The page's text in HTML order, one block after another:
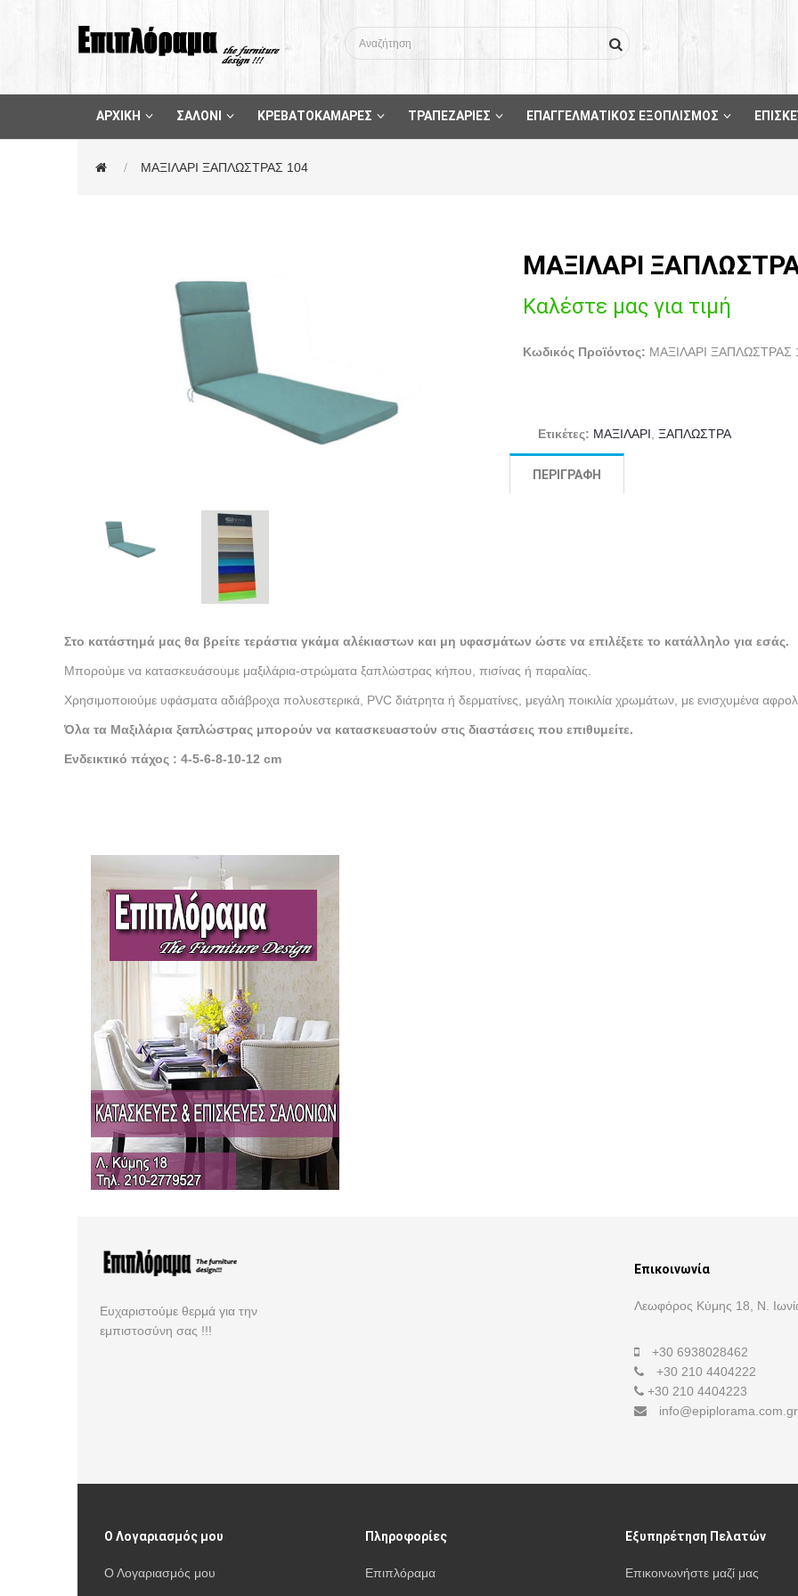
ΑΡΧΙΚΗ ΣΑΛΟΝΙ ΚΡΕΒΑΤΟΚΑΜΑΡΕΣ ΤΡΑΠΕΖΑΡΙΕΣ ΕΠΑΓΓΕΛΜΑΤΙΚΟΣ ΕΞΟΠΛΙΣΜΟΣ
ΜΑΞΙΛΑΡΙ ΞΑΠΛΩΣΤΡΑΣ 104
ΜΑΞΙΛΑΡΙ
Καλέστε μας για τιμή
Κωδικός Προϊόντος: ΜΑΞΙΛΑΡΙ ΞΑΠΛΩΣΤΡΑΣ
Ετικέτες: ΜΑΞΙΛΑΡΙ ΞΑΠΛΩΣΤΡΑ
ΠΕΡΙΓΡΑΦΉ
Στο κατάστημά μας θα βρείτε τεράστια γκάμα αλέκιαστων και μη υφασμάτων ώστε να επιλέξετε το κατάλληλο για εσάς.
Μπορούμε να κατασκευάσουμε μαξιλάρια-στρώματα ξαπλώστρας κήπου, πισίνας ή παραλίας.
Χρησιμοποιούμε υφάσματα αδιάβροχα πολυεστερικά, PVC διάτρητα ή δερματίνες, μεγάλη ποικιλία χρωμάτων, με ενισχυμένα
Όλα τα Μαξιλάρια ξαπλώστρας μπορούν να κατασκευαστούν στις διαστάσεις που επιθυμείτε.
Ενδεικτικό πάχος : 4-5-6-8-10-12 cm
Ευχαριστούμε θερμά για την
εμπιστοσύνη σας !!!
Επικοινωνία
Λεωφόρος Κύμης 18, Ν.
+30 6938028462
+30 210 4404222
+30 210 4404223
info@epiplorama.com.gr
Ο Λογαριασμός μου
Ο Λογαριασμός μου
Πληροφορίες
Επιπλόραμα
Εξυπηρέτηση Πελατών
Επικοινωνήστε μαζί μας